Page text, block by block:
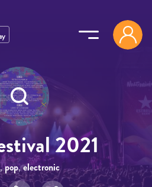
2021
,pop,electronic